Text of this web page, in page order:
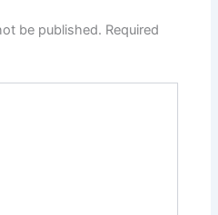
be published. Required